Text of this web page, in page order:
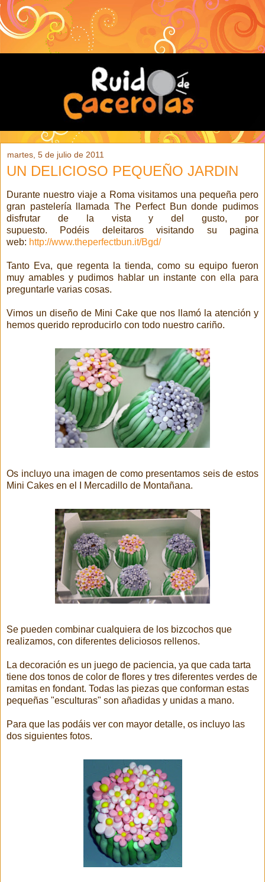
martes, 5 de julio de 2011
UN DELICIOSO PEQUEÑO JARDIN
Durante nuestro viaje a Roma visitamos una pequeña pero
gran pastelería llamada The Perfect Bun donde pudimos
disfrutar de la vista y del gusto, por
supuesto. Podéis deleitaros visitando su pagina
web: http://www.theperfectbun.it/Bgd/
Tanto Eva, que regenta la tienda, como su equipo fueron
muy amables y pudimos hablar un instante con ella para
preguntarle varias cosas.
Vimos un diseño de Mini Cake que nos llamó la atención y
hemos querido reproducirlo con todo nuestro cariño.
Os incluyo una imagen de como presentamos seis de estos
Mini Cakes en el I Mercadillo de Montañana.
Se pueden combinar cualquiera de los bizcochos que
realizamos, con diferentes deliciosos rellenos.
La decoración es un juego de paciencia, ya que cada tarta
tiene dos tonos de color de flores y tres diferentes verdes de
ramitas en fondant. Todas las piezas que conforman estas
pequeñas "esculturas" son añadidas y unidas a mano.
Para que las podáis ver con mayor detalle, os incluyo las
dos siguientes fotos.